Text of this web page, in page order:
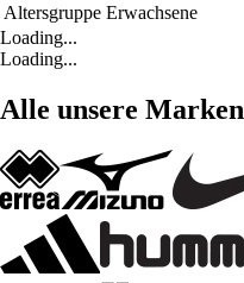
Altersgruppe Erwachsene
Loading...
Loading...
Alle unsere Marken